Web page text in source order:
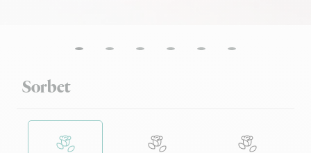
Sorbet